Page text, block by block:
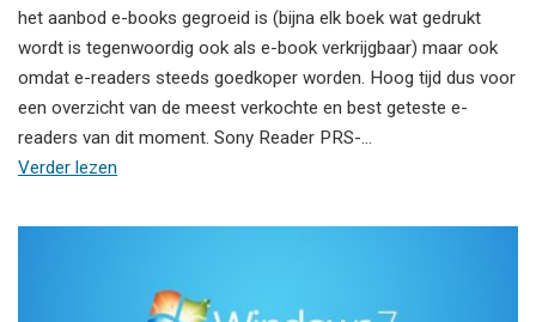
het aanbod e-books gegroeid is (bijna elk boek wat gedrukt
wordt is tegenwoordig ook als e-book verkrijgbaar) maar ook
omdat e-readers steeds goedkoper worden. Hoog tijd dus voor
een overzicht van de meest verkochte en best geteste e-
readers van dit moment. Sony Reader PRS-…
Verder lezen